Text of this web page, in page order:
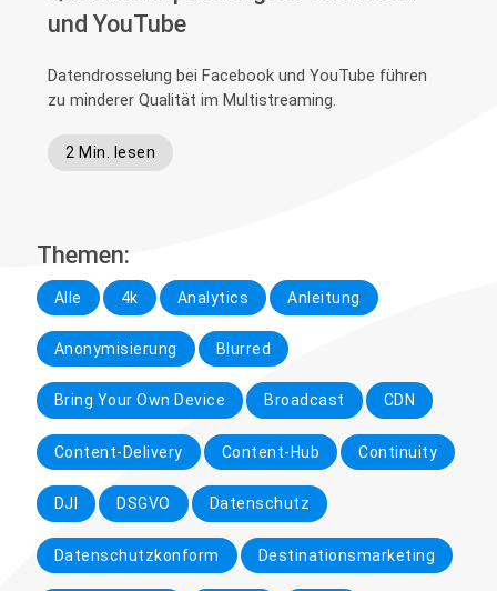
und YouTube
Datendrosselung bei Facebook und YouTube führen
zu minderer Qualität im Multistreaming.
2 Min. lesen
Themen:
Alle 4k Analytics Anleitung
Anonymisierung Blurred
Bring Your Own Device Broadcast CDN
Content-Delivery Content-Hub Continuity
DJI DSGVO Datenschutz
Datenschutzkonform Destinationsmarketing